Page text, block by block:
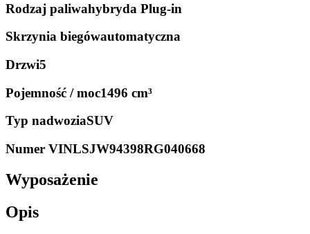
Rodzaj paliwahybryda Plug-in
Skrzynia biegówautomatyczna
Drzwi5
Pojemność / moc1496 cm³
Typ nadwoziaSUV
Numer VINLSJW94398RG040668
Wyposażenie
Opis